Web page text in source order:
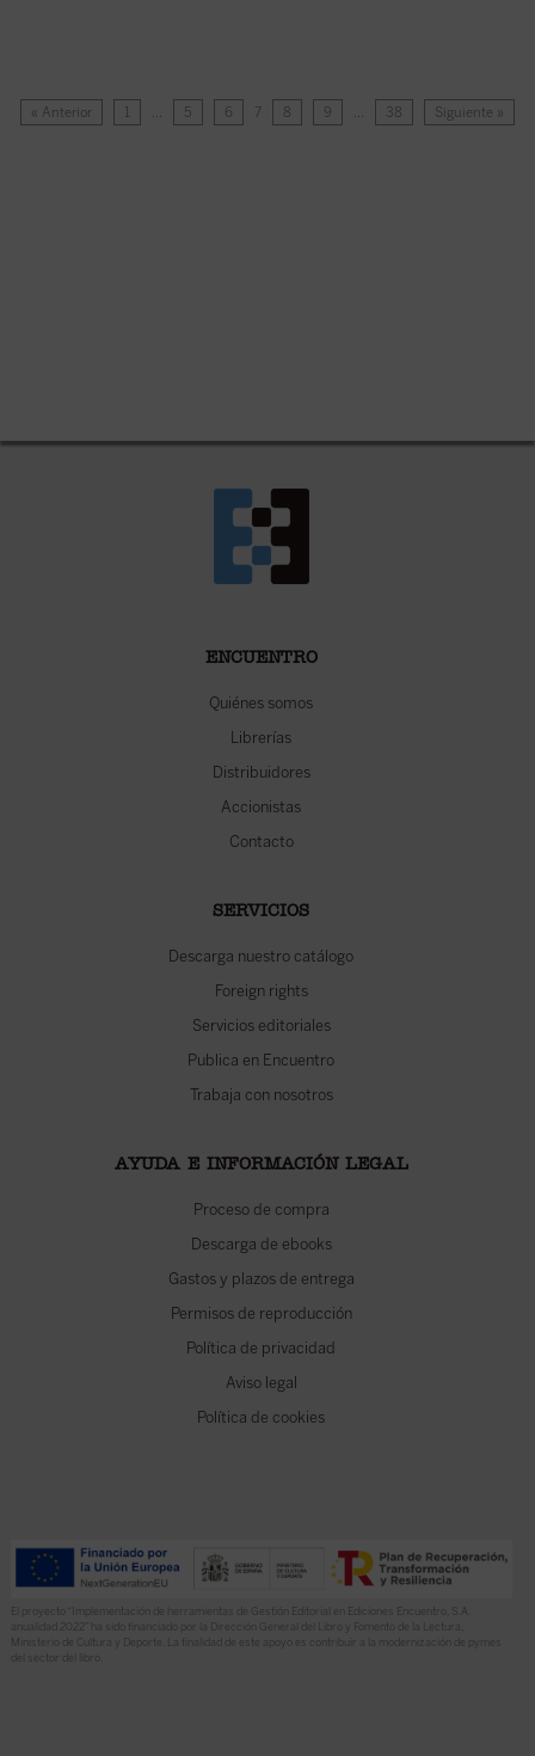
« Anterior 1 … 5 6 7 8 9 … 38 Siguiente »
ENCUENTRO
Quiénes somos
Librerías
Distribuidores
Accionistas
Contacto
SERVICIOS
Descarga nuestro catálogo
Foreign rights
Servicios editoriales
Publica en Encuentro
Trabaja con nosotros
AYUDA E INFORMACIÓN LEGAL
Proceso de compra
Descarga de ebooks
Gastos y plazos de entrega
Permisos de reproducción
Política de privacidad
Aviso legal
Política de cookies
El proyecto “Implementación de herramientas de Gestión Editorial en Ediciones Encuentro, S.A.
anualidad 2022” ha sido financiado por la Dirección General del Libro y Fomento de la Lectura,
Ministerio de Cultura y Deporte. La finalidad de este apoyo es contribuir a la modernización de pymes
del sector del libro.